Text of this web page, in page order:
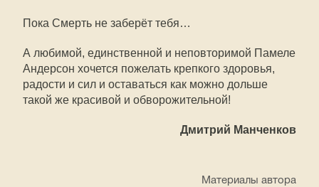
Пока Смерть не заберёт тебя…
А любимой, единственной и неповторимой Памеле
Андерсон хочется пожелать крепкого здоровья,
радости и сил и оставаться как можно дольше
такой же красивой и обворожительной!
Дмитрий Манченков
Материалы автора